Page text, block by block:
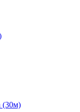
(30м)